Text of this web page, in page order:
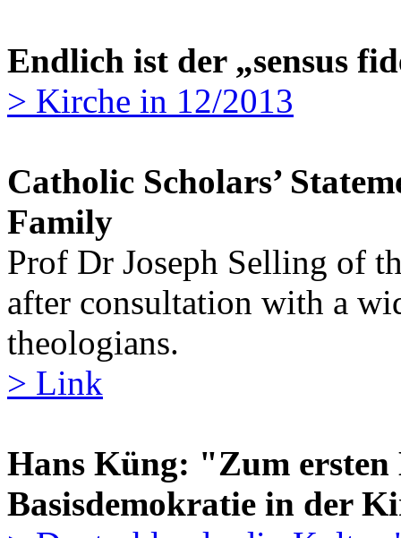
Endlich ist der „sensus
> Kirche in 12/2013
Catholic Scholars’
Family
Prof Dr Joseph Selling of
after consultation with a
theologians.
> Link
Hans Küng: "Zum
Basisdemokratie in der